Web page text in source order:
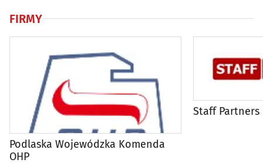
FIRMY
Podlaska Wojewódzka Komenda
OHP
Staff Partners